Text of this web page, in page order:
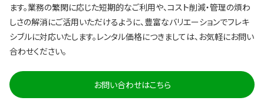
ます。業務の繁閑に応じた短期的なご利用や、コスト削減・管理の煩わ
しさの解消にご活用いただけるように、豊富なバリエーションでフレキ
シブルに対応いたします。レンタル価格につきましては、お気軽にお問い
合わせください。
お問い合わせはこちら